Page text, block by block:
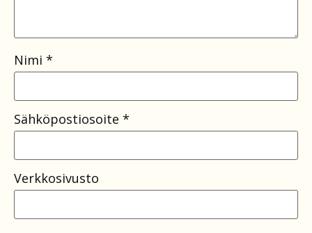
Nimi *
Sähköpostiosoite *
Verkkosivusto